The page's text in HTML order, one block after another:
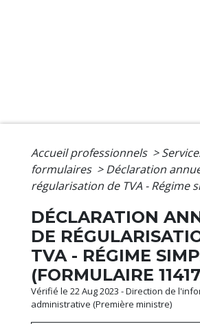
Accueil professionnels >
formulaires > Déclaration
régularisation de TVA - Régime
DÉCLARATION
DE
TVA - RÉGIME
(FORMULAIRE
Vérifié le 22 Aug 2023 - Direction de
administrative (Première ministre)